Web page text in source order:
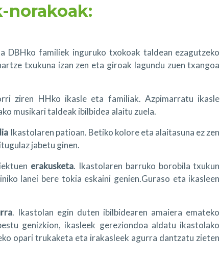
norakoak:
DBHko familiek inguruko txokoak taldean ezagutzeko
txukuna izan zen eta giroak lagundu zuen txangoa
ziren HHko ikasle eta familiak. Azpimarratu ikasle
musikari taldeak ibilbidea alaitu zuela.
Ikastolaren patioan. Betiko kolore eta alaitasuna ez zen
jabetu ginen.
erakusketa. Ikastolaren barruko borobila txukun
lanei bere tokia eskaini genien.Guraso eta ikasleen
. Ikastolan egin duten ibilbidearen amaiera emateko
genizkion, ikasleek gereziondoa aldatu ikastolako
opari trukaketa eta irakasleek agurra dantzatu zieten